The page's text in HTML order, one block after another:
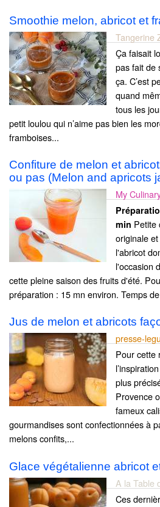
Smoothie melon, abricot et
Tangerine
Ça faisait
pas fait de
ça. C’est
quand
tous les
petit loulou qui n’aime pas bien les
framboises...
Confiture de melon et
ou pas (Melon and apricots
My
min Petite
originale
l'abricot
l'occasion
cette pleine saison des fruits d'été.
préparation : 15 mn environ. Temps
Jus de melon et abricots
presse-
Pour cette
plus
Provence
fameux
gourmandises sont confectionnées à
melons confits,...
Glace végétalienne abricot
A la Table
Ces